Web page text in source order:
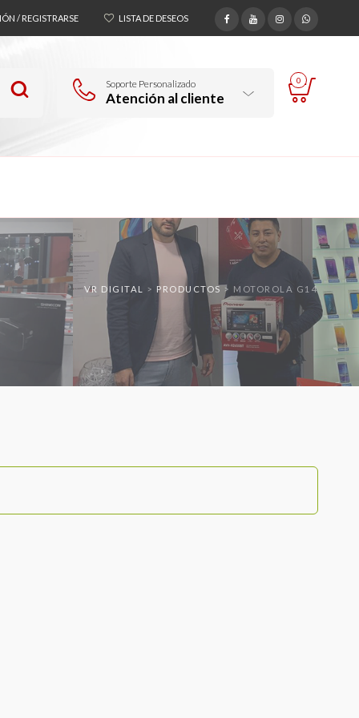
/ REGISTRARSE LISTA DE DESEOS
Soporte Personalizado
Atención al cliente
0
VR DIGITAL > PRODUCTOS> MOTOROLA G14